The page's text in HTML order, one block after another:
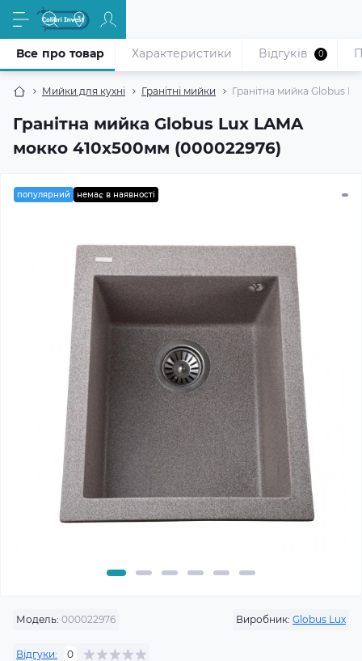
Мийки для кухні Гранітні мийки Гранітна мийка Globus
Гранітна мийка Globus Lux LAMA
мокко 410х500мм (000022976)
Все про товар Характеристики Відгуків 0
популярний немає в наявності
Модель: 000022976 Виробник: Globus Lux
Відгуки: 0